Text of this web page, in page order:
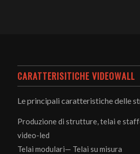
CARATTERISITICHE VIDEOWALL
Le principali caratteristiche delle
Produzione di strutture, telai e
video-led
Telai modulari— Telai su misura